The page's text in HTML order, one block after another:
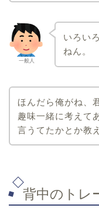
一般人
いろい
ねん。
ほんだら俺がね、
趣味一緒に考えて
言うてたかとか教
背中のトレ